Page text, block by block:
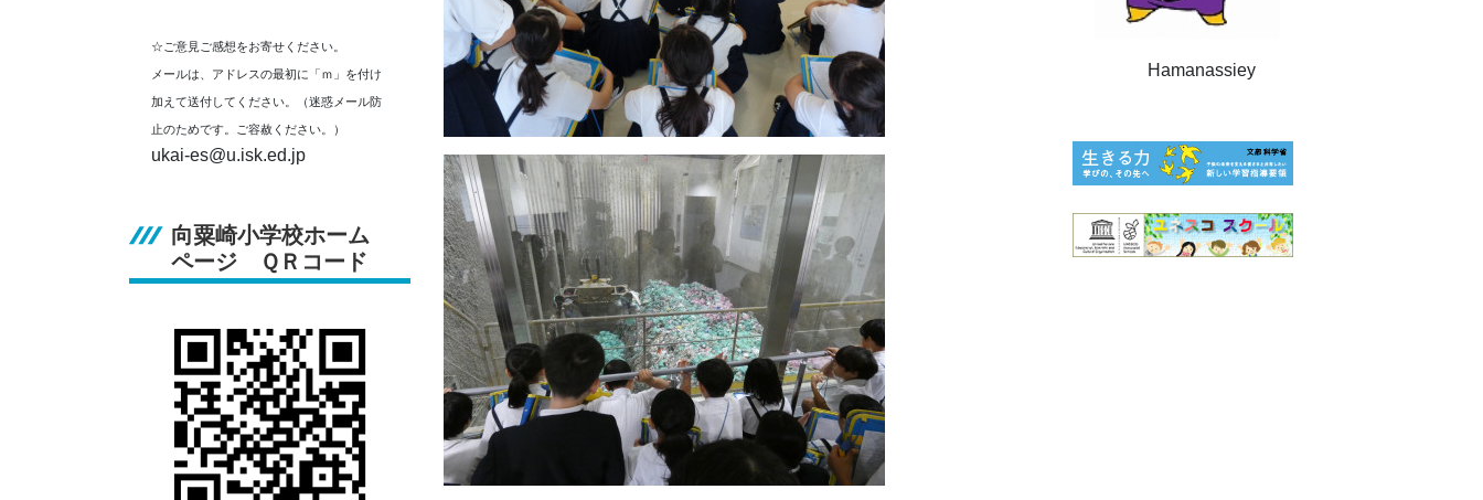
☆ご意見ご感想をお寄せください。
メールは、アドレスの最初に「ｍ」を付け
加えて送付してください。（迷惑メール防
止のためです。ご容赦ください。）
ukai-es@u.isk.ed.jp
向粟崎小学校ホーム
ページ ＱＲコード
Hamanassiey